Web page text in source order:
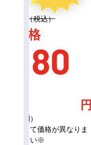
円（税込）
価格
事費別）
によって価格が異なりま
合せ下さい※